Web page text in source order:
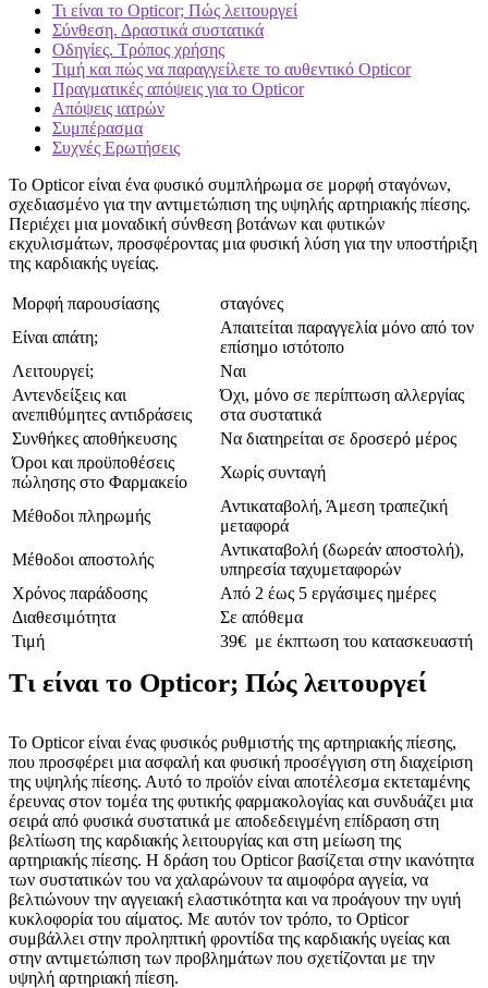
Τι είναι το Opticor; Πώς λειτουργεί
Σύνθεση. Δραστικά συστατικά
Οδηγίες. Τρόπος χρήσης
Τιμή και πώς να παραγγείλετε το αυθεντικό Opticor
Πραγματικές απόψεις για το Opticor
Απόψεις ιατρών
Συμπέρασμα
Συχνές Ερωτήσεις
Το Opticor είναι ένα φυσικό συμπλήρωμα σε μορφή σταγόνων,
σχεδιασμένο για την αντιμετώπιση της υψηλής αρτηριακής πίεσης.
Περιέχει μια μοναδική σύνθεση βοτάνων και φυτικών
εκχυλισμάτων, προσφέροντας μια φυσική λύση για την υποστήριξη
της καρδιακής υγείας.
Μορφή παρουσίασης
σταγόνες
Είναι απάτη;
Απαιτείται παραγγελία μόνο από τον
επίσημο ιστότοπο
Λειτουργεί;
Ναι
Αντενδείξεις και
ανεπιθύμητες αντιδράσεις
Όχι, μόνο σε περίπτωση αλλεργίας
στα συστατικά
Συνθήκες αποθήκευσης
Να διατηρείται σε δροσερό μέρος
Όροι και προϋποθέσεις
πώλησης στο Φαρμακείο
Χωρίς συνταγή
Μέθοδοι πληρωμής
Αντικαταβολή, Άμεση τραπεζική
μεταφορά
Μέθοδοι αποστολής
Αντικαταβολή (δωρεάν αποστολή),
υπηρεσία ταχυμεταφορών
Χρόνος παράδοσης
Από 2 έως 5 εργάσιμες ημέρες
Διαθεσιμότητα
Σε απόθεμα
Τιμή
39€ με έκπτωση του κατασκευαστή
Τι είναι το Opticor; Πώς λειτουργεί
Το Opticor είναι ένας φυσικός ρυθμιστής της αρτηριακής πίεσης,
που προσφέρει μια ασφαλή και φυσική προσέγγιση στη διαχείριση
της υψηλής πίεσης. Αυτό το προϊόν είναι αποτέλεσμα εκτεταμένης
έρευνας στον τομέα της φυτικής φαρμακολογίας και συνδυάζει μια
σειρά από φυσικά συστατικά με αποδεδειγμένη επίδραση στη
βελτίωση της καρδιακής λειτουργίας και στη μείωση της
αρτηριακής πίεσης. Η δράση του Opticor βασίζεται στην ικανότητα
των συστατικών του να χαλαρώνουν τα αιμοφόρα αγγεία, να
βελτιώνουν την αγγειακή ελαστικότητα και να προάγουν την υγιή
κυκλοφορία του αίματος. Με αυτόν τον τρόπο, το Opticor
συμβάλλει στην προληπτική φροντίδα της καρδιακής υγείας και
στην αντιμετώπιση των προβλημάτων που σχετίζονται με την
υψηλή αρτηριακή πίεση.